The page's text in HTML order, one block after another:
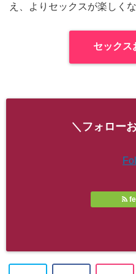
え、よりセックスが楽しくな
セックス
＼フォロー